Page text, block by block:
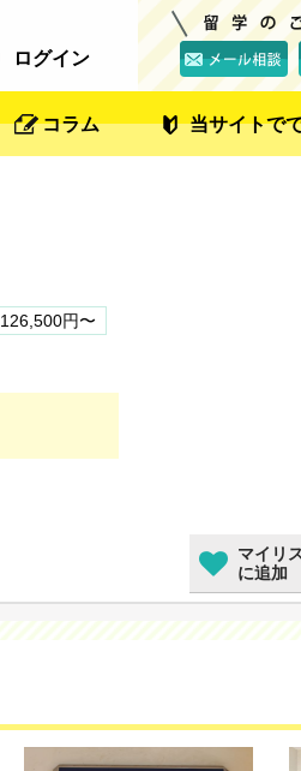
ログイン
コラム 当サイトで
126,500円〜
マイリ
に追加